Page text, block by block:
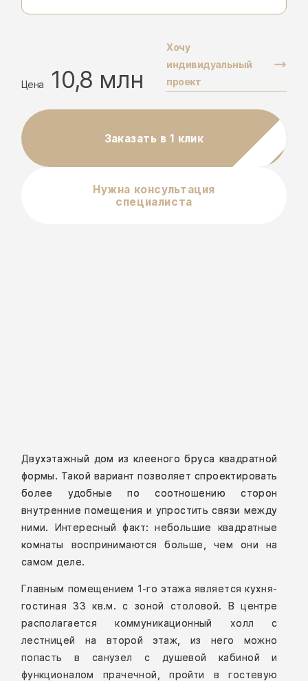
Цена 10,8 млн
Хочу
индивидуальный
проект
Заказать в 1 клик
Нужна консультация
специалиста
Двухэтажный дом из клееного бруса квадратной
формы. Такой вариант позволяет спроектировать
более удобные по соотношению сторон
внутренние помещения и упростить связи между
ними. Интересный факт: небольшие квадратные
комнаты воспринимаются больше, чем они на
самом деле.
Главным помещением 1-го этажа является кухня-
гостиная 33 кв.м. с зоной столовой. В центре
располагается коммуникационный холл с
лестницей на второй этаж, из него можно
попасть в санузел с душевой кабиной и
функционалом прачечной, пройти в гостевую